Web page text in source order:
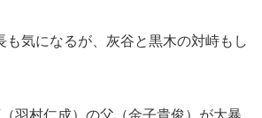
も気になるが、灰谷と黒木の対峙もし